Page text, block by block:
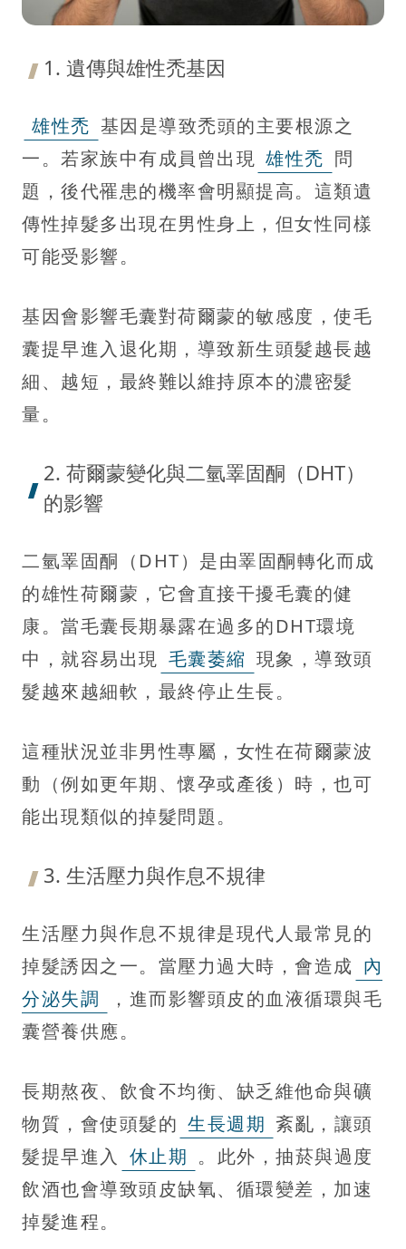
1. 遺傳與雄性禿基因
雄性禿 基因是導致禿頭的主要根源之
一。若家族中有成員曾出現 雄性禿 問
題，後代罹患的機率會明顯提高。這類遺
傳性掉髮多出現在男性身上，但女性同樣
可能受影響。
基因會影響毛囊對荷爾蒙的敏感度，使毛
囊提早進入退化期，導致新生頭髮越長越
細、越短，最終難以維持原本的濃密髮
量。
2. 荷爾蒙變化與二氫睪固酮（DHT）
的影響
二氫睪固酮（DHT）是由睪固酮轉化而成
的雄性荷爾蒙，它會直接干擾毛囊的健
康。當毛囊長期暴露在過多的DHT環境
中，就容易出現 毛囊萎縮 現象，導致頭
髮越來越細軟，最終停止生長。
這種狀況並非男性專屬，女性在荷爾蒙波
動（例如更年期、懷孕或產後）時，也可
能出現類似的掉髮問題。
3. 生活壓力與作息不規律
生活壓力與作息不規律是現代人最常見的
掉髮誘因之一。當壓力過大時，會造成 內
分泌失調
，進而影響頭皮的血液循環與毛
囊營養供應。
長期熬夜、飲食不均衡、缺乏維他命與礦
物質，會使頭髮的 生長週期 紊亂，讓頭
髮提早進入 休止期 。此外，抽菸與過度
飲酒也會導致頭皮缺氧、循環變差，加速
掉髮進程。